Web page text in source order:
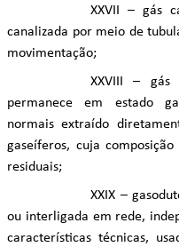
XXVII – gás
canalizada por meio de
movimentação;
XXVIII – gás
permanece em estado
normais extraído
gaseíferos, cuja
residuais;
XXIX –
ou interligada em rede,
características técnicas,